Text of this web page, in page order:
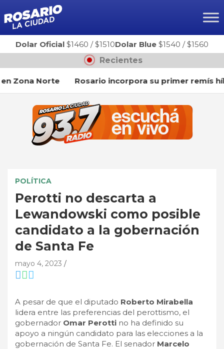
al
contenido
Dolar Oficial $1460 / $1510Dolar Blue $1540 / $1560
Recientes
Norte Rosario incorpora su primer remís
POLÍTICA
Perotti no descarta a
Lewandowski como posible
candidato a la gobernación
de Santa Fe
mayo 4, 2023
A pesar de que el diputado Roberto Mirabella
lidera entre las preferencias del perottismo, el
gobernador Omar Perotti no ha definido su
apoyo a ningún candidato para las elecciones a la
gobernación de Santa Fe. El senador Marcelo